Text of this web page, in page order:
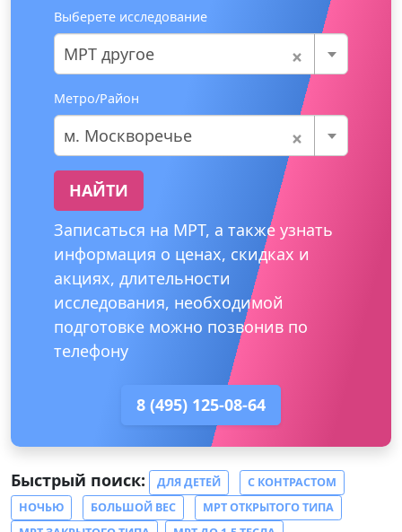
Выберете исследование
×
МРТ другое
Метро/Район
×
м. Москворечье
НАЙТИ
Записаться на МРТ, а также узнать
информация о ценах, скидках и
акциях, длительности
исследования, необходимой
подготовке можно позвонив по
телефону
8 (495) 125-08-64
Быстрый поиск: ДЛЯ ДЕТЕЙ
С КОНТРАСТОМ
НОЧЬЮ
БОЛЬШОЙ ВЕС
МРТ ОТКРЫТОГО ТИПА